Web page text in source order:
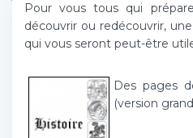
Pour vous tous qui
découvrir ou redécouvrir,
qui vous seront peut-être
Des pages
(version